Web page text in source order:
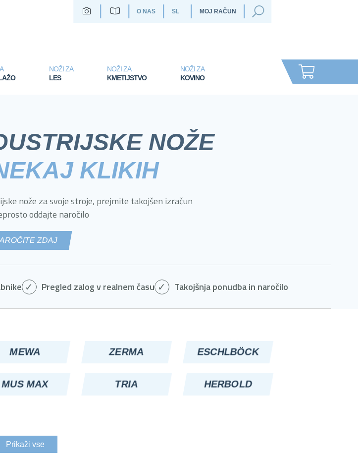
O NAS MOJ RAČUN
NOŽI ZA
LES
NOŽI ZA
KMETIJSTVO
NOŽI ZA
KOVINO
NOŽE
KLIKIH
nože za svoje stroje, prejmite takojšen izračun
oddajte naročilo
ZDAJ
Pregled zalog v realnem času Takojšnja ponudba in naročilo
MEWA ZERMA ESCHLBÖCK
MUS MAX TRIA HERBOLD
Prikaži vse